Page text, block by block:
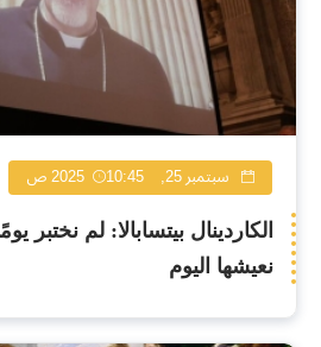
سبتمبر 25, 2025 10:45 ص
الكاردينال بيتسابالا: لم نختبر
نعيشها اليوم